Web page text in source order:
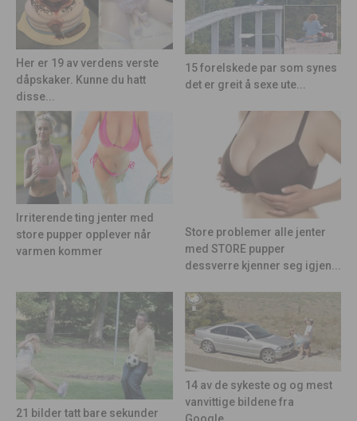
Her er 19 av verdens verste
dåpskaker. Kunne du hatt
disse...
15 forelskede par som synes
det er greit å sexe ute...
Irriterende ting jenter med
store pupper opplever når
varmen kommer
Store problemer alle jenter
med STORE pupper
dessverre kjenner seg igjen...
21 bilder tatt bare sekunder
14 av de sykeste og og mest
vanvittige bildene fra
Google...